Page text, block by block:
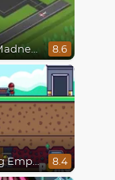
Terminal Madness 8.6
Idle Mining Empire 8.4